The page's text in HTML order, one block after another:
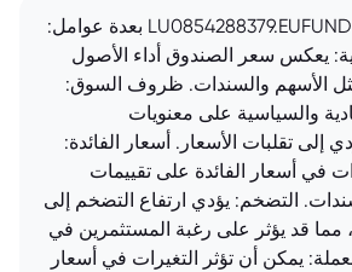
تتأثر أسعار صناديق LU0854288379.EUFUND بعدة عوامل:
يعكس سعر الصندوق أداء الأصول
مثل الأسهم والسندات. ظروف السوق:
والسياسية على معنويات
إلى تقلبات الأسعار. أسعار الفائدة:
في أسعار الفائدة على تقييمات
التضخم: يؤدي ارتفاع التضخم إلى
مما قد يؤثر على رغبة المستثمرين في
يمكن أن تؤثر التغيرات في أسعار